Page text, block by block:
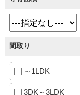
間取り
～1LDK
3DK～3LDK